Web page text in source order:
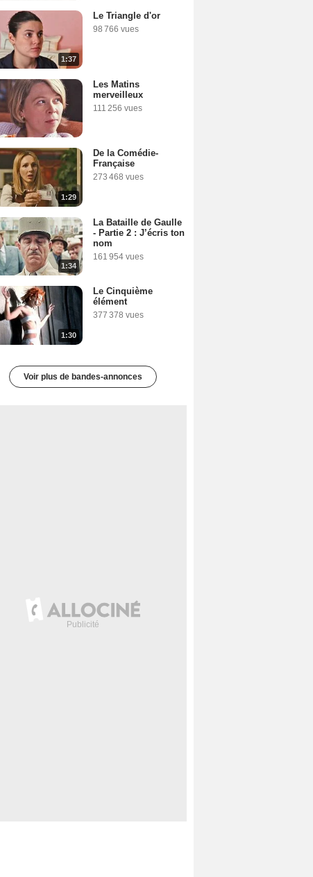
1:37
Le Triangle d'or
98 766 vues
Les Matins
merveilleux
111 256 vues
1:29
De la Comédie-
Française
273 468 vues
1:34
La Bataille de Gaulle
- Partie 2 : J’écris ton
nom
161 954 vues
1:30
Le Cinquième
élément
377 378 vues
Voir plus de bandes-annonces